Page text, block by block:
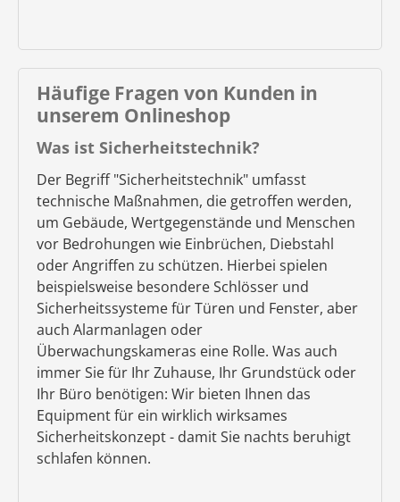
Häufige Fragen von Kunden in
unserem Onlineshop
Was ist Sicherheitstechnik?
Der Begriff "Sicherheitstechnik" umfasst
technische Maßnahmen, die getroffen werden,
um Gebäude, Wertgegenstände und Menschen
vor Bedrohungen wie Einbrüchen, Diebstahl
oder Angriffen zu schützen. Hierbei spielen
beispielsweise besondere Schlösser und
Sicherheitssysteme für Türen und Fenster, aber
auch Alarmanlagen oder
Überwachungskameras eine Rolle. Was auch
immer Sie für Ihr Zuhause, Ihr Grundstück oder
Ihr Büro benötigen: Wir bieten Ihnen das
Equipment für ein wirklich wirksames
Sicherheitskonzept - damit Sie nachts beruhigt
schlafen können.